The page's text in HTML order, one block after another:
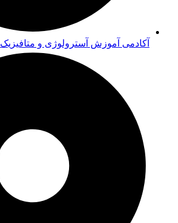
آکادمی آموزش آسترولوژی و متافیزیک